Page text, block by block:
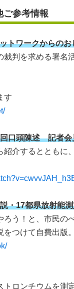
ご参考情報
トワークからのお
判を求める署名
す
回口頭陳述 記者
紹介するとともに
・17都県放射能
ろう！と、市民
つけて自費出版
ロンチウムを測